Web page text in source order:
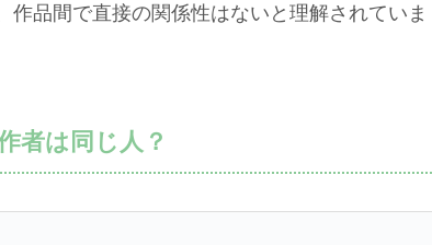
品間で直接の関係性はないと理解されていま
者は同じ人？